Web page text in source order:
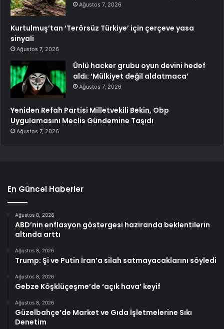
Ağustos 7, 2026
Kurtulmuş’tan ‘Terörsüz Türkiye’ için çerçeve yasa
sinyali
Ağustos 7, 2026
Ünlü hacker grubu oyun devini hedef
aldı: ‘Mülkiyet değil aldatmaca’
Ağustos 7, 2026
Yeniden Refah Partisi Milletvekili Bekin, Obp
Uygulamasını Meclis Gündemine Taşıdı
Ağustos 7, 2026
En Güncel Haberler
Ağustos 8, 2026
ABD’nin enflasyon göstergesi haziranda beklentilerin
altında arttı
Ağustos 8, 2026
Trump: Şi ve Putin İran’a silah satmayacaklarını söyledi
Ağustos 8, 2026
Gebze Köşklüçeşme’de ‘açık hava’ keyif
Ağustos 8, 2026
Güzelbahçe’de Market ve Gıda İşletmelerine Sıkı
Denetim